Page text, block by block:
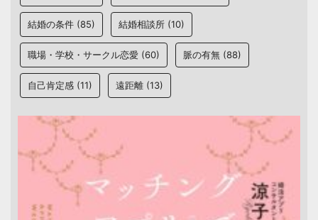
結婚の条件 (85) 結婚相談所 (10)
職場・学校・サークル恋愛 (60) 脈の有無 (88)
自己肯定感 (11) 遠距離 (13)